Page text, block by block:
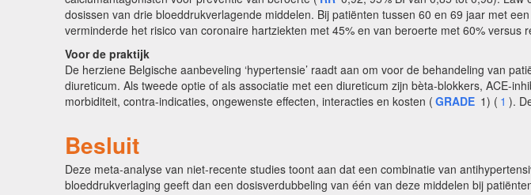
dosissen van drie bloeddrukverlagende middelen. Bij patiënten tussen 60 en 69 jaar met
verminderde het risico van coronaire hartziekten met 45% en van beroerte met 60%
Voor de praktijk
De herziene Belgische aanbeveling ‘hypertensie’ raadt aan om voor de behandeling van
diureticum. Als tweede optie of als associatie met een diureticum zijn bèta-blokkers, ACE-
morbiditeit, contra-indicaties, ongewenste effecten, interacties en kosten ( GRADE 1) ( 1 ).
Besluit
Deze meta-analyse van niet-recente studies toont aan dat een combinatie van
bloeddrukverlaging geeft dan een dosisverdubbeling van één van deze middelen bij